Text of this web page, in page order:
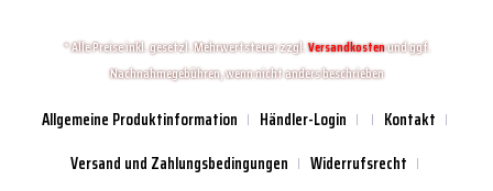
* Alle Preise inkl. gesetzl. Mehrwertsteuer zzgl.Versandkostenund ggf.
Nachnahmegebühren, wenn nicht anders beschrieben
Allgemeine Produktinformation Händler-Login
Kontakt
Versand und Zahlungsbedingungen
Widerrufsrecht